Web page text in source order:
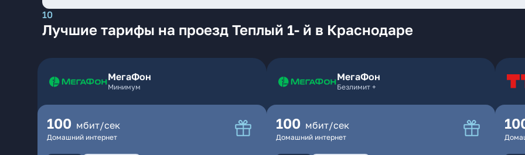
10
Лучшие тарифы на проезд Теплый 1- й в Краснодаре
МегаФон
Минимум
100 мбит/сек
Домашний интернет
МегаФон
Безлимит +
100 мбит/сек
Домашний интернет